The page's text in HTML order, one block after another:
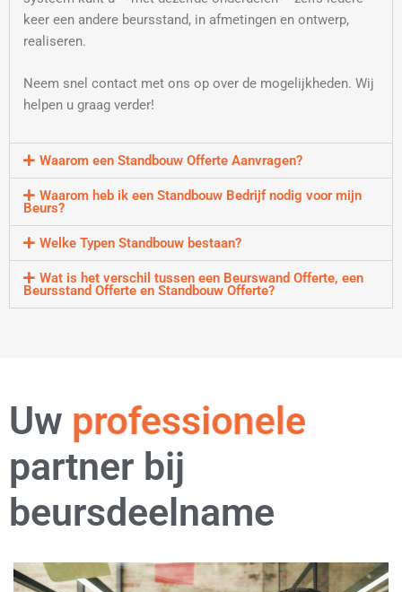
keer een andere beursstand, in afmetingen en ontwerp,
realiseren.
Neem snel contact met ons op over de mogelijkheden. Wij
helpen u graag verder!
Waarom een Standbouw Offerte Aanvragen?
Waarom heb ik een Standbouw Bedrijf nodig voor mijn
Beurs?
Welke Typen Standbouw bestaan?
Wat is het verschil tussen een Beurswand Offerte, een
Beursstand Offerte en Standbouw Offerte?
Uw professionele
partner bij
beursdeelname